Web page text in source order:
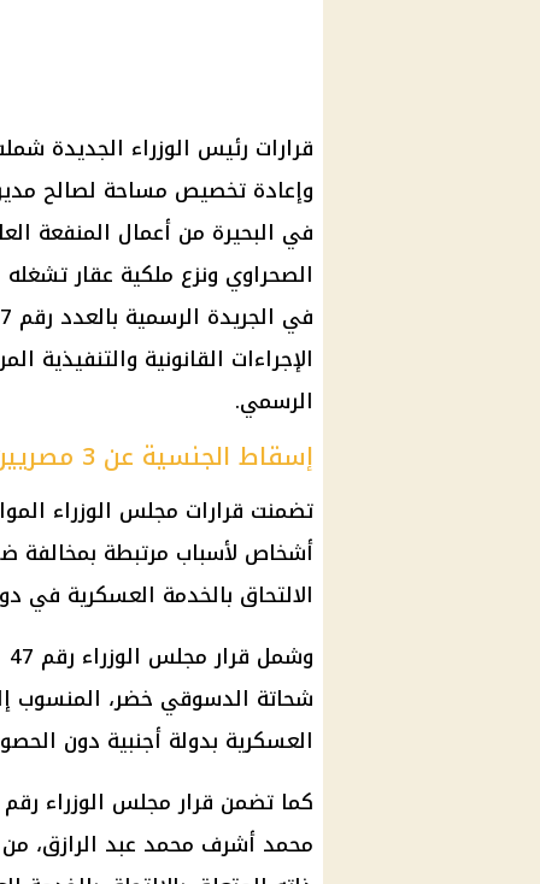
وإعادة تخصيص مساحة لصالح
في البحيرة من أعمال المنفعة
الصحراوي ونزع ملكية عقار
الإجراءات القانونية
الرسمي.
إسقاط الجنسية عن 3 مصريين
أشخاص لأسباب مرتبطة
الالتحاق بالخدمة العسكرية في
شحاتة الدسوقي خضر، المنسوب
العسكرية بدولة أجنبية دون
كما تضمن قرارمجلس الوزراء